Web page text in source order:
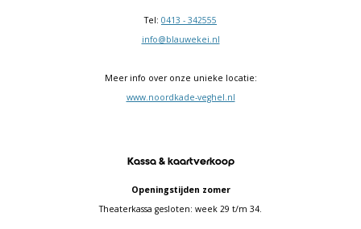
Tel: 0413 - 342555
info@blauwekei.nl
Meer info over onze unieke locatie:
www.noordkade-veghel.nl
Kassa & kaartverkoop
Openingstijden zomer
Theaterkassa gesloten: week 29 t/m 34.